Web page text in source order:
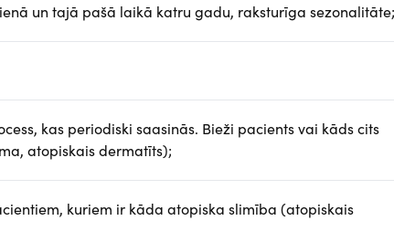
un tajā pašā laikā katru gadu, raksturīga sezonalitāte;
kas periodiski saasinās. Bieži pacients vai kāds cits
atopiskais dermatīts);
kuriem ir kāda atopiska slimība (atopiskais